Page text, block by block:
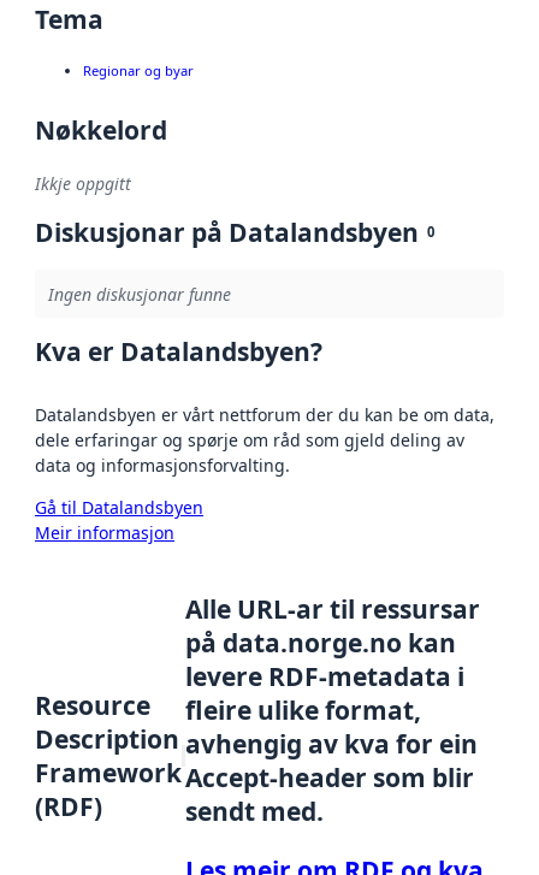
Tema
Regionar og byar
Nøkkelord
Ikkje oppgitt
Diskusjonar på Datalandsbyen 0
Ingen diskusjonar funne
Kva er Datalandsbyen?
Datalandsbyen er vårt nettforum der du kan be om data,
dele erfaringar og spørje om råd som gjeld deling av
data og informasjonsforvalting.
Gå til Datalandsbyen
Meir informasjon
Resource
Description
Framework
(RDF)
Alle URL-ar til ressursar
på data.norge.no kan
levere RDF-metadata i
fleire ulike format,
avhengig av kva for ein
Accept-header som blir
sendt med.